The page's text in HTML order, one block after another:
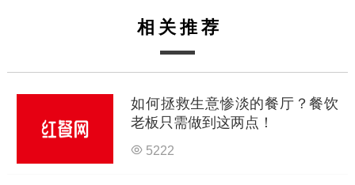
相关推荐
如何拯救生意惨淡的餐厅？餐饮
老板只需做到这两点！
5222